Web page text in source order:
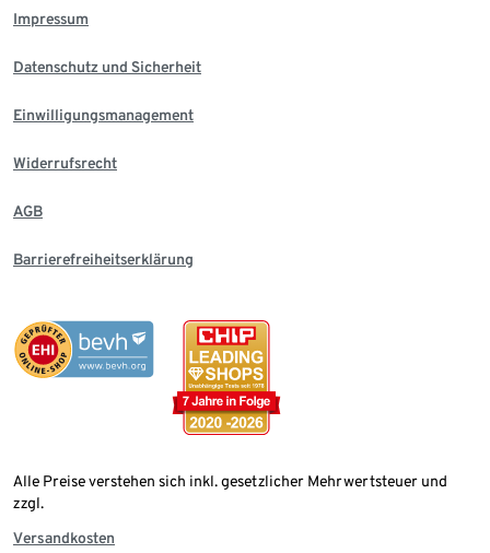
Impressum
Datenschutz und Sicherheit
Einwilligungsmanagement
Widerrufsrecht
AGB
Barrierefreiheitserklärung
Alle Preise verstehen sich inkl. gesetzlicher Mehrwertsteuer und
zzgl.
Versandkosten